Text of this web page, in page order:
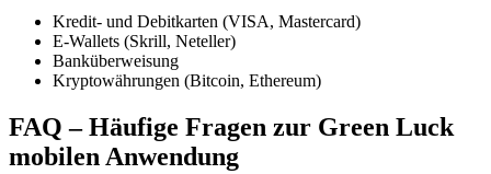
Kredit- und Debitkarten (VISA, Mastercard)
E-Wallets (Skrill, Neteller)
Banküberweisung
Kryptowährungen (Bitcoin, Ethereum)
FAQ – Häufige Fragen zur Green Luck
mobilen Anwendung